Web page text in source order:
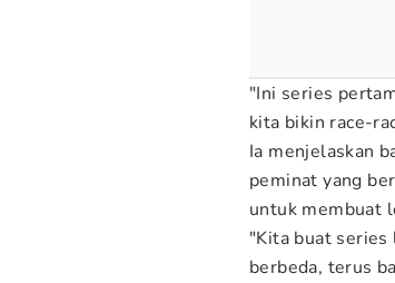
"Ini series
kita bikin race-
Ia menjelaskan
peminat yang
untuk membuat
"Kita buat
berbeda, terus